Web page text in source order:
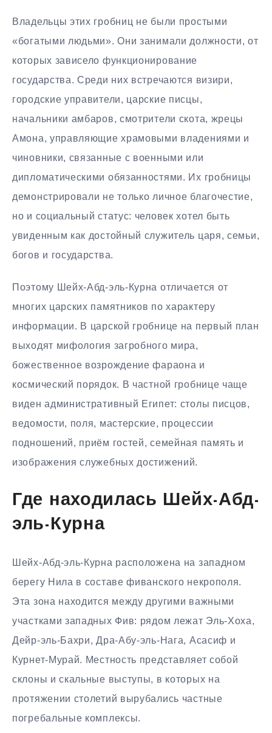
Владельцы этих гробниц не были простыми
«богатыми людьми». Они занимали должности, от
которых зависело функционирование
государства. Среди них встречаются визири,
городские управители, царские писцы,
начальники амбаров, смотрители скота, жрецы
Амона, управляющие храмовыми владениями и
чиновники, связанные с военными или
дипломатическими обязанностями. Их гробницы
демонстрировали не только личное благочестие,
но и социальный статус: человек хотел быть
увиденным как достойный служитель царя, семьи,
богов и государства.
Поэтому Шейх-Абд-эль-Курна отличается от
многих царских памятников по характеру
информации. В царской гробнице на первый план
выходят мифология загробного мира,
божественное возрождение фараона и
космический порядок. В частной гробнице чаще
виден административный Египет: столы писцов,
ведомости, поля, мастерские, процессии
подношений, приём гостей, семейная память и
изображения служебных достижений.
Где находилась Шейх-Абд-
эль-Курна
Шейх-Абд-эль-Курна расположена на западном
берегу Нила в составе фиванского некрополя.
Эта зона находится между другими важными
участками западных Фив: рядом лежат Эль-Хоха,
Дейр-эль-Бахри, Дра-Абу-эль-Нага, Асасиф и
Курнет-Мурай. Местность представляет собой
склоны и скальные выступы, в которых на
протяжении столетий вырубались частные
погребальные комплексы.